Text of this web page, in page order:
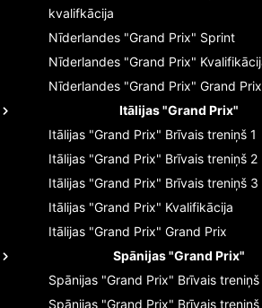
kvalifkācija
Nīderlandes "Grand Prix" Sprint
Nīderlandes "Grand Prix"
Nīderlandes "Grand Prix" Grand Prix
Itālijas "Grand Prix"
Itālijas "Grand Prix" Brīvais treniņš 1
Itālijas "Grand Prix" Brīvais treniņš 2
Itālijas "Grand Prix" Brīvais treniņš 3
Itālijas "Grand Prix" Kvalifikācija
Itālijas "Grand Prix" Grand Prix
Spānijas "Grand Prix"
Spānijas "Grand Prix" Brīvais treniņš
Spānijas "Grand Prix" Brīvais treniņš